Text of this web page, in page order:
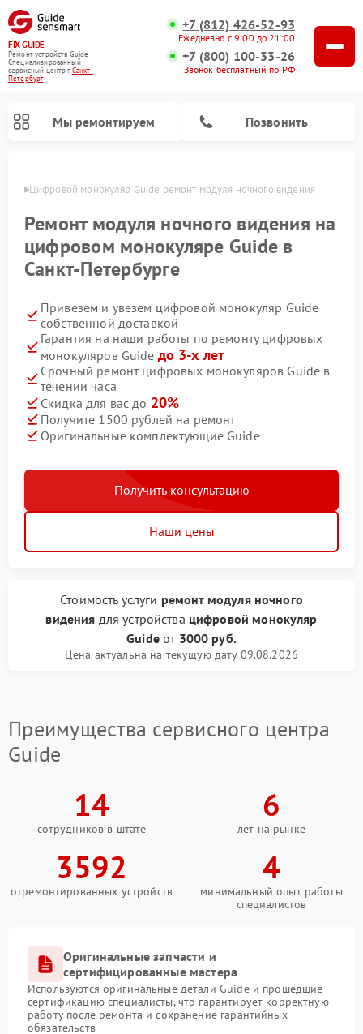
FIX-GUIDE
Ремонт устройств Guide
Специализированный
cервисный центр г.Санкт-
Петербург
+7 (812) 426-52-93
Ежедневно с 9:00 до 21:00
+7 (800) 100-33-26
Звонок бесплатный по РФ
Мы ремонтируем Позвонить
Цифровой монокуляр Guide ремонт модуля ночного видения
Ремонт модуля ночного видения на
цифровом монокуляре Guide в
Санкт-Петербурге
Привезем и увезем цифровой монокуляр Guide
собственной доставкой
Гарантия на наши работы по ремонту цифровых
монокуляров Guide до 3-х лет
Срочный ремонт цифровых монокуляров Guide в
течении часа
Скидка для вас до 20%
Получите 1500 рублей на ремонт
Оригинальные комплектующие Guide
Получить консультацию
Наши цены
Стоимость услуги ремонт модуля ночного
видения для устройства цифровой монокуляр
Guideот 3000 руб.
Цена актуальна на текущую дату 09.08.2026
Преимущества сервисного центра
Guide
14
сотрудников в штате
6
лет на рынке
3592
отремонтированных устройств
4
минимальный опыт работы
специалистов
Оригинальные запчасти и
сертифицированные мастера
Используются оригинальные детали Guide и прошедшие
сертификацию специалисты, что гарантирует корректную
работу после ремонта и сохранение гарантийных
обязательств